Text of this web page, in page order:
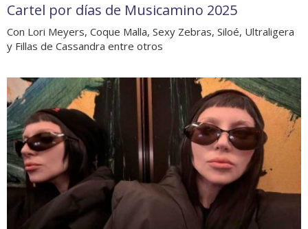
Cartel por días de Musicamino 2025
Con Lori Meyers, Coque Malla, Sexy Zebras, Siloé, Ultraligera
y Fillas de Cassandra entre otros